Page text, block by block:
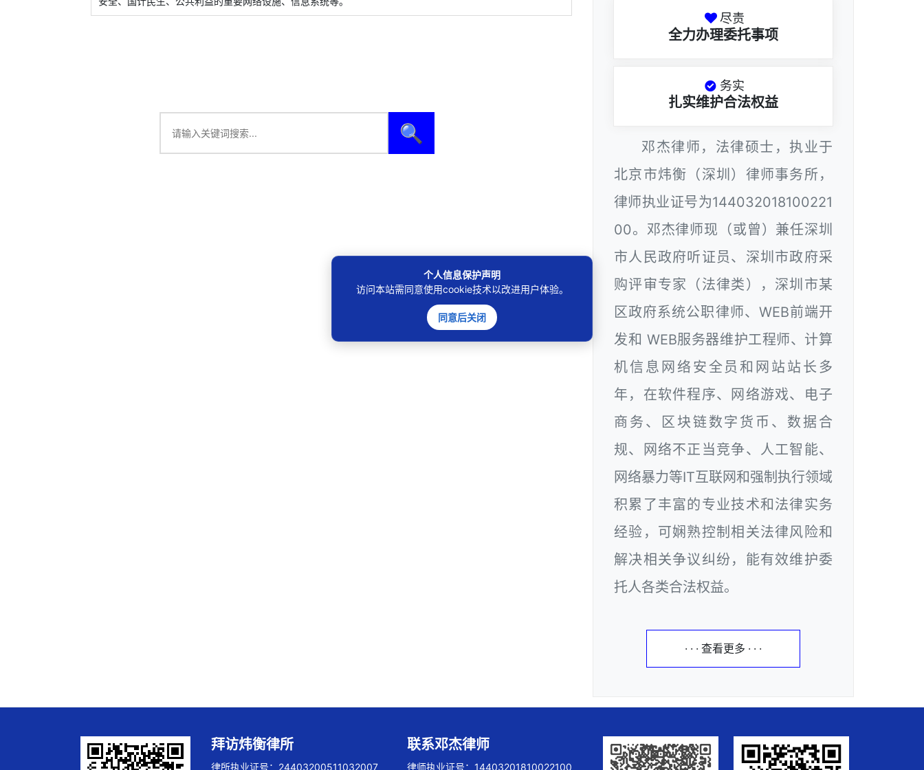
🔍
尽责
全力办理委托事项
务实
扎实维护合法权益
邓杰律师，法律硕士，执业于
北京市炜衡（深圳）律师事务所，
律师执业证号为144032018100221
00。邓杰律师现（或曾）兼任深圳
市人民政府听证员、深圳市政府采
购评审专家（法律类），深圳市某
区政府系统公职律师、WEB前端开
发和 WEB服务器维护工程师、计算
机信息网络安全员和网站站长多
年，在软件程序、网络游戏、电子
商务、区块链数字货币、数据合
规、网络不正当竞争、人工智能、
网络暴力等IT互联网和强制执行领域
积累了丰富的专业技术和法律实务
经验，可娴熟控制相关法律风险和
解决相关争议纠纷，能有效维护委
托人各类合法权益。
· · · 查看更多 · · ·
拜访炜衡律所
律所执业证号：24403200511032007
联系邓杰律师
律师执业证号：14403201810022100
个人信息保护声明
访问本站需同意使用cookie技术以改进用户体验。
同意后关闭